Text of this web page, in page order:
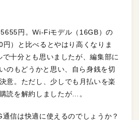
円。Wi-Fiモデル（16GB）の
）と比べるとやはり高くなりま
十分とも思いましたが、編集部に
のもどうかと思い、自ら身銭を切
意。ただし、少しでも月払いを楽
読を解約しましたが…。
信は快適に使えるのでしょうか？